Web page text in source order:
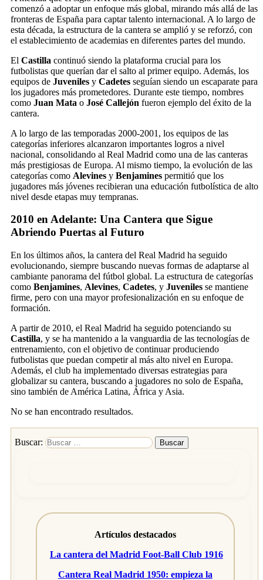
comenzó a adoptar un enfoque más global, mirando más allá de las
fronteras de España para captar talento internacional. A lo largo de
esta década, la estructura de la cantera se amplió y se reforzó, con
el establecimiento de academias en diferentes partes del mundo.
El Castilla continuó siendo la plataforma crucial para los
futbolistas que querían dar el salto al primer equipo. Además, los
equipos de Juveniles y Cadetes seguían siendo un escaparate para
los jugadores más prometedores. Durante este tiempo, nombres
como Juan Mata o José Callejón fueron ejemplo del éxito de la
cantera.
A lo largo de las temporadas 2000-2001, los equipos de las
categorías inferiores alcanzaron importantes logros a nivel
nacional, consolidando al Real Madrid como una de las canteras
más prestigiosas de Europa. Al mismo tiempo, la evolución de las
categorías como Alevines y Benjamines permitió que los
jugadores más jóvenes recibieran una educación futbolística de alto
nivel desde etapas muy tempranas.
2010 en Adelante: Una Cantera que Sigue
Abriendo Puertas al Futuro
En los últimos años, la cantera del Real Madrid ha seguido
evolucionando, siempre buscando nuevas formas de adaptarse al
cambiante panorama del fútbol global. La estructura de categorías
como Benjamines, Alevines, Cadetes, y Juveniles se mantiene
firme, pero con una mayor profesionalización en su enfoque de
formación.
A partir de 2010, el Real Madrid ha seguido potenciando su
Castilla, y se ha mantenido a la vanguardia de las tecnologías de
entrenamiento, con el objetivo de continuar produciendo
futbolistas que puedan competir al más alto nivel en Europa.
Además, el club ha implementado diversas estrategias para
globalizar su cantera, buscando a jugadores no solo de España,
sino también de América Latina, África y Asia.
No se han encontrado resultados.
Buscar:
Artículos destacados
La cantera del Madrid Foot-Ball Club 1916
Cantera Real Madrid 1950: empieza la